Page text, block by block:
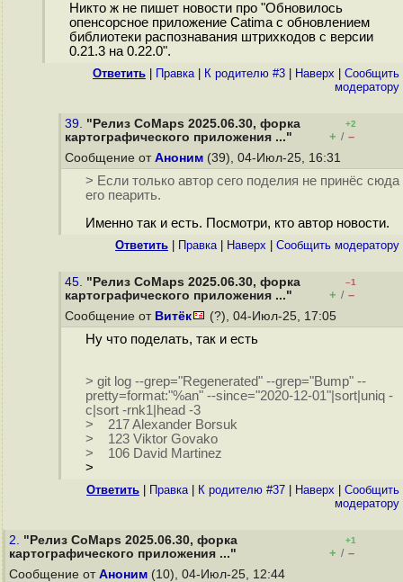
Никто ж не пишет новости про "Обновилось
опенсорсное приложение Catima с обновлением
библиотеки распознавания штрихкодов с версии
0.21.3 на 0.22.0".
Ответить Правка| К родителю #3 Наверх
Cообщить
модератору
39. "Релиз CoMaps 2025.06.30, форка
картографического приложения ..."
+2
+ / –
Сообщение от Аноним (39), 04-Июл-25, 16:31
> Если только автор сего поделия не принёс сюда
его пеарить.
Именно так и есть. Посмотри, кто автор новости.
Ответить Правка| Наверх Cообщить модератору
45. "Релиз CoMaps 2025.06.30, форка
картографического приложения ..."
–1
+ / –
Сообщение от Витёк (?), 04-Июл-25, 17:05
Ну что поделать, так и есть
> git log --grep="Regenerated" --grep="Bump" --
pretty=format:"%an" --since="2020-12-01"|sort|uniq -
c|sort -rnk1|head -3
> 217 Alexander Borsuk
> 123 Viktor Govako
> 106 David Martinez
>
Ответить Правка| К родителю #37 Наверх
Cообщить
модератору
2. "Релиз CoMaps 2025.06.30, форка
картографического приложения ..."
+1
+ / –
Сообщение от Аноним (10), 04-Июл-25, 12:44